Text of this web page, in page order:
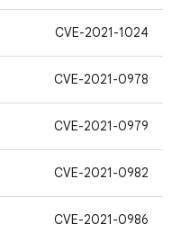
CVE-2021-1024
CVE-2021-0978
CVE-2021-0979
CVE-2021-0982
CVE-2021-0986